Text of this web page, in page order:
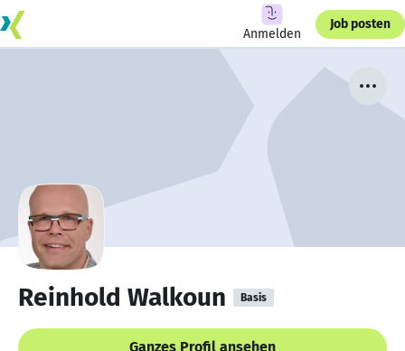
Anmelden
Job posten
Reinhold Walkoun Basis
Ganzes Profil ansehen